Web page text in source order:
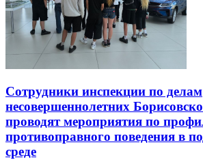
Сотрудники инспекции по делам
несовершеннолетних
проводят мероприятия по
противоправного поведения в
среде